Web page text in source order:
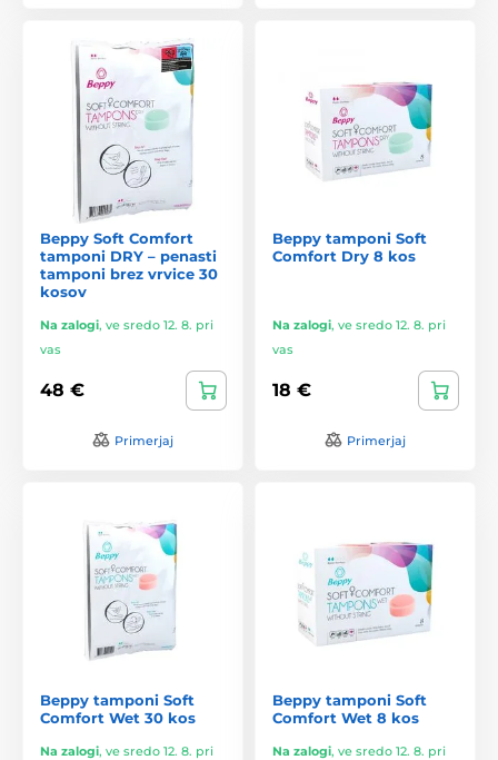
Beppy Soft Comfort
tamponi DRY – penasti
tamponi brez vrvice 30
kosov
Na zalogi, ve sredo 12. 8. pri
vas
48 €
Primerjaj
Beppy tamponi Soft
Comfort Dry 8 kos
Na zalogi, ve sredo 12. 8. pri
vas
18 €
Primerjaj
Beppy tamponi Soft
Comfort Wet 30 kos
Na zalogi, ve sredo 12. 8. pri
Beppy tamponi Soft
Comfort Wet 8 kos
Na zalogi, ve sredo 12. 8. pri